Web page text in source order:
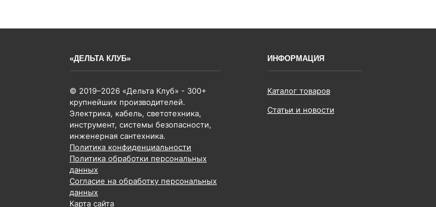
«ДЕЛЬТА КЛУБ»
© 2019–2026 «Дельта Клуб» - 300+
крупнейших производителей.
Электрика, кабель, светотехника,
инструмент, системы безопасности,
инженерная сантехника.
Политика конфиденциальности
Политика обработки персональных
данных
Согласие на обработку персональных
данных
Карта сайта
ИНФОРМАЦИЯ
Каталог товаров
Статьи и новости